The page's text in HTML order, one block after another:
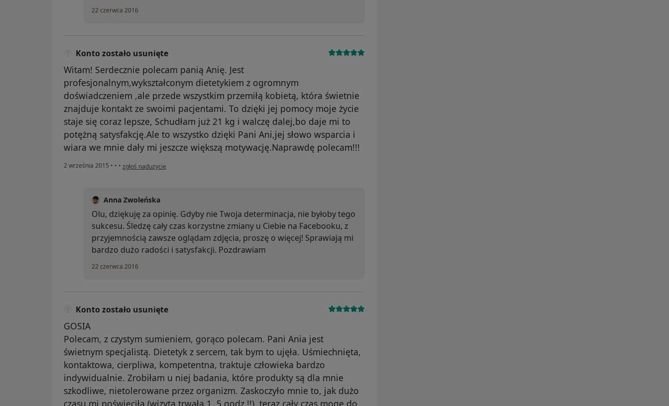
22 czerwca 2016
Konto zostało usunięte
Witam! Serdecznie polecam panią Anię. Jest
profesjonalnym,wykształconym dietetykiem z ogromnym
doświadczeniem ,ale przede wszystkim przemiłą kobietą, która świetnie
znajduje kontakt ze swoimi pacjentami. To dzięki jej pomocy moje życie
staje się coraz lepsze, Schudłam już 21 kg i walczę dalej,bo daje mi to
potężną satysfakcję.Ale to wszystko dzięki Pani Ani,jej słowo wsparcia i
wiara we mnie dały mi jeszcze większą motywację.Naprawdę polecam!!!
2 września 2015 • • • w opinii użytkownika Konto zostało usunięte
zgłoś nadużycie
Anna Zwoleńska
Olu, dziękuję za opinię. Gdyby nie Twoja determinacja, nie byłoby tego
sukcesu. Śledzę cały czas korzystne zmiany u Ciebie na Facebooku, z
przyjemnością zawsze oglądam zdjęcia, proszę o więcej! Sprawiają mi
bardzo dużo radości i satysfakcji. Pozdrawiam
22 czerwca 2016
Konto zostało usunięte
GOSIA
Polecam, z czystym sumieniem, gorąco polecam. Pani Ania jest
świetnym specjalistą. Dietetyk z sercem, tak bym to ujęła. Uśmiechnięta,
kontaktowa, cierpliwa, kompetentna, traktuje człowieka bardzo
indywidualnie. Zrobiłam u niej badania, które produkty są dla mnie
szkodliwe, nietolerowane przez organizm. Zaskoczyło mnie to, jak dużo